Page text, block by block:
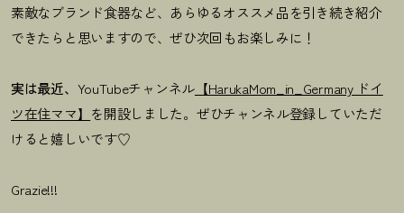
素敵なブランド食器など、あらゆるオススメ品を引き続き紹介
できたらと思いますので、ぜひ次回もお楽しみに！
実は最近、 YouTubeチャンネル【HarukaMom_in_Germany ドイ
ツ在住ママ】 を開設しました。ぜひチャンネル登録していただ
けると嬉しいです♡
Grazie!!!